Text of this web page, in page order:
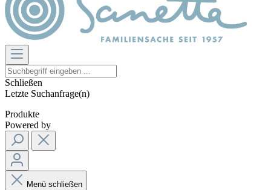
Schließen
Letzte Suchanfrage(n)
Produkte
Powered by
Menü schließen